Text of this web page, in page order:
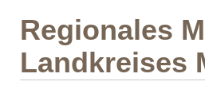
Regionales
Landkreises